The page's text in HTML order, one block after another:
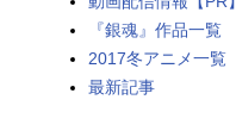
男性声優/女性声優一覧
『銀魂』作品一覧
2017冬アニメ一覧
最新記事